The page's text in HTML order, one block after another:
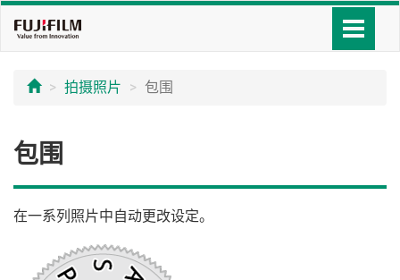
拍摄照片 包围
包围
在一系列照片中自动更改设定。